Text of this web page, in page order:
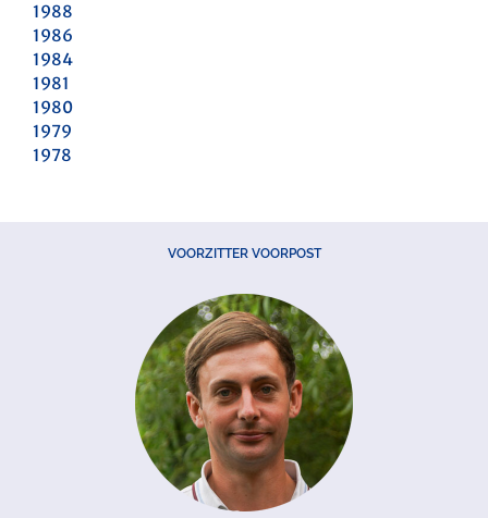
1988
1986
1984
1981
1980
1979
1978
VOORZITTER VOORPOST